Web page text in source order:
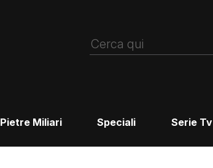
Pietre Miliari Speciali Serie Tv